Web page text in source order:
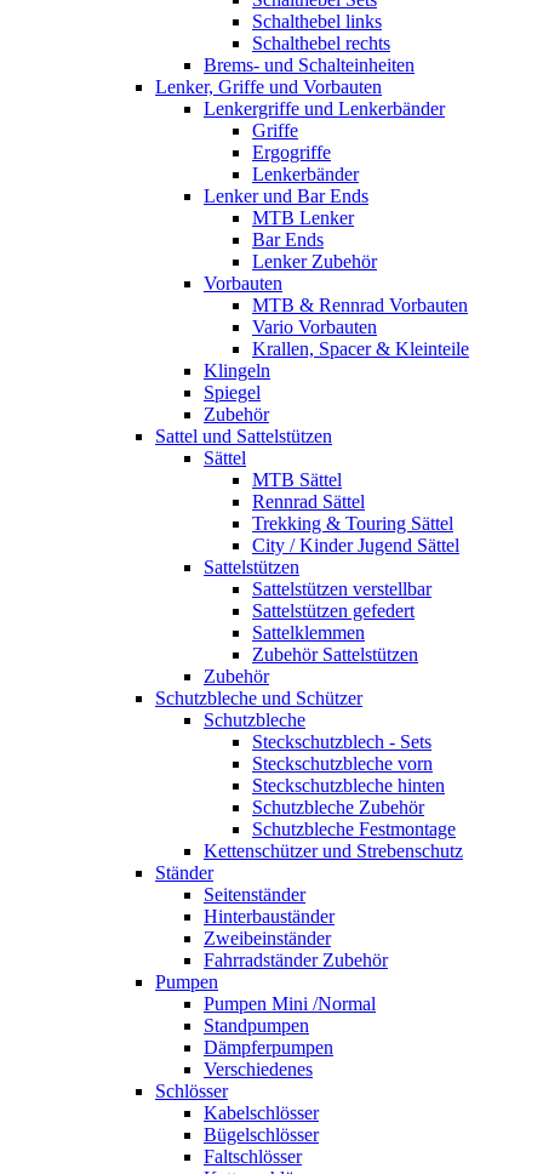
Schalthebel links
Schalthebel rechts
Brems- und Schalteinheiten
Lenker, Griffe und Vorbauten
Lenkergriffe und Lenkerbänder
Griffe
Ergogriffe
Lenkerbänder
Lenker und Bar Ends
MTB Lenker
Bar Ends
Lenker Zubehör
Vorbauten
MTB & Rennrad Vorbauten
Vario Vorbauten
Krallen, Spacer & Kleinteile
Klingeln
Spiegel
Zubehör
Sattel und Sattelstützen
Sättel
MTB Sättel
Rennrad Sättel
Trekking & Touring Sättel
City / Kinder Jugend Sättel
Sattelstützen
Sattelstützen verstellbar
Sattelstützen gefedert
Sattelklemmen
Zubehör Sattelstützen
Zubehör
Schutzbleche und Schützer
Schutzbleche
Steckschutzblech - Sets
Steckschutzbleche vorn
Steckschutzbleche hinten
Schutzbleche Zubehör
Schutzbleche Festmontage
Kettenschützer und Strebenschutz
Ständer
Seitenständer
Hinterbauständer
Zweibeinständer
Fahrradständer Zubehör
Pumpen
Pumpen Mini /Normal
Standpumpen
Dämpferpumpen
Verschiedenes
Schlösser
Kabelschlösser
Bügelschlösser
Faltschlösser